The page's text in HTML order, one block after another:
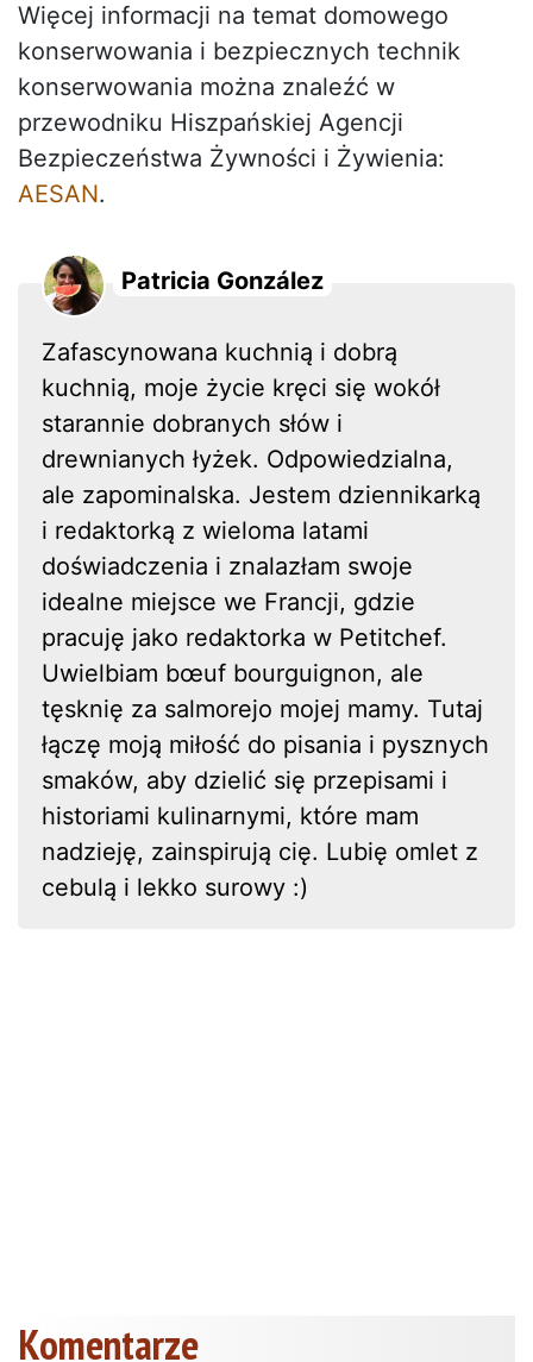
Więcej informacji na temat domowego
konserwowania i bezpiecznych technik
konserwowania można znaleźć w
przewodniku Hiszpańskiej Agencji
Bezpieczeństwa Żywności i Żywienia:
AESAN.
Patricia González
Zafascynowana kuchnią i dobrą
kuchnią, moje życie kręci się wokół
starannie dobranych słów i
drewnianych łyżek. Odpowiedzialna,
ale zapominalska. Jestem dziennikarką
i redaktorką z wieloma latami
doświadczenia i znalazłam swoje
idealne miejsce we Francji, gdzie
pracuję jako redaktorka w Petitchef.
Uwielbiam bœuf bourguignon, ale
tęsknię za salmorejo mojej mamy. Tutaj
łączę moją miłość do pisania i pysznych
smaków, aby dzielić się przepisami i
historiami kulinarnymi, które mam
nadzieję, zainspirują cię. Lubię omlet z
cebulą i lekko surowy :)
Komentarze